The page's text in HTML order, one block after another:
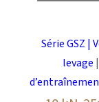
Série GSZ |
levage |